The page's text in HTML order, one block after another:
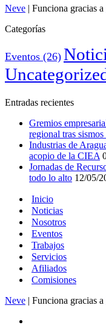
Neve | Funciona gracias a
Categorías
Eventos (26)
Entradas recientes
Gremios
regional tras
Industrias de
acopio de la CIEA
Jornadas de
todo lo alto 12/05/
Inicio
Noticias
Nosotros
Eventos
Trabajos
Servicios
Afiliados
Comisiones
Neve | Funciona gracias a